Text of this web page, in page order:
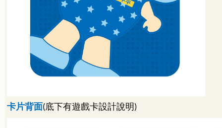
卡片背面(底下有遊戲卡設計說明 )